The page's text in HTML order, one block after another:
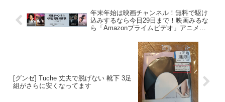
年末年始は映画チャンネル！無料で駆け
込みするなら今日29日まで！映画みるな
ら「Amazonプライムビデオ」アニメ・
が 60日間無料！～11/29
[グンゼ] Tuche 丈夫で脱げない 靴下 3足
組がさらに安くなってます